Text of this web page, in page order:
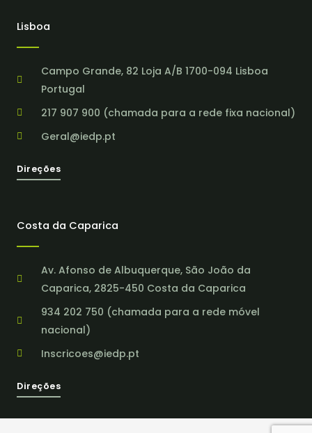
Lisboa
Campo Grande, 82 Loja A/B 1700-094 Lisboa
Portugal
217 907 900 (chamada para a rede fixa nacional)
Geral@iedp.pt
Direções
Costa da Caparica
Av. Afonso de Albuquerque, São João da
Caparica, 2825-450 Costa da Caparica
934 202 750 (chamada para a rede móvel
nacional)
Inscricoes@iedp.pt
Direções